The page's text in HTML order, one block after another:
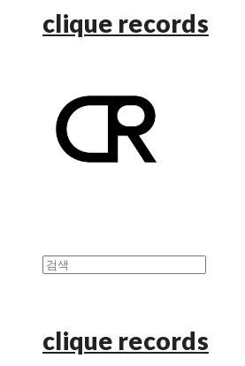
clique records
clique records